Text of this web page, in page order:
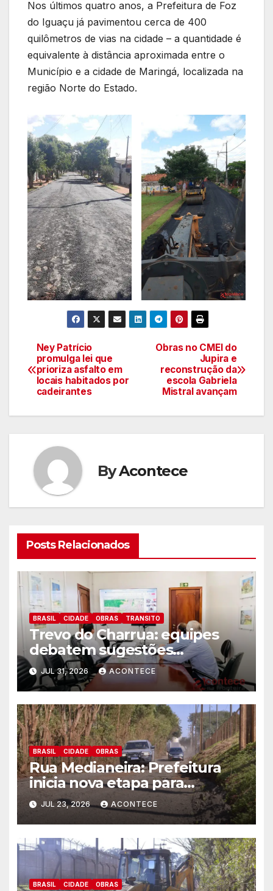
Nos últimos quatro anos, a Prefeitura de Foz
do Iguaçu já pavimentou cerca de 400
quilômetros de vias na cidade – a quantidade é
equivalente à distância aproximada entre o
Município e a cidade de Maringá, localizada na
região Norte do Estado.
Navegação
de
Obras no CMEI do
Jupira e
reconstrução da
escola Gabriela
Mistral avançam
Ney Patrício
promulga lei que
prioriza asfalto em
locais habitados por
cadeirantes
ByAcontece
Posts Relacionados
BRASIL CIDADE OBRAS TRANSITO
Trevo do Charrua: equipes
debatem sugestões
apresentadas pela população
para aperfeiçoar projeto
JUL 31, 2026 ACONTECE
BRASIL CIDADE OBRAS
Rua Medianeira: Prefeitura
inicia nova etapa para
viabilizar a pavimentação
completa da via
JUL 23, 2026 ACONTECE
BRASIL CIDADE OBRAS